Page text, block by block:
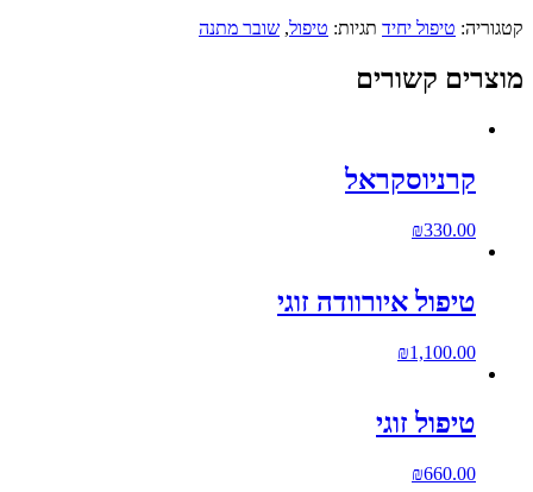
קטגוריה: טיפול יחיד תגיות: טיפול, שובר מתנה
מוצרים קשורים
קרניוסקראל
₪330.00
טיפול איורוודה זוגי
₪1,100.00
טיפול זוגי
₪660.00